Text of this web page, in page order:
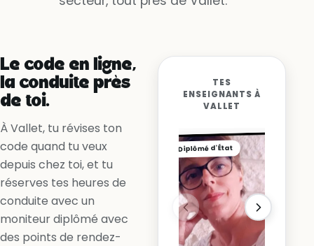
Oui, la voie est libre
Oui, en accélérant
Le code en ligne,
la conduite près
de toi.
À Vallet, tu révises ton
code quand tu veux
depuis chez toi, et tu
réserves tes heures de
conduite avec un
moniteur diplômé avec
des points de rendez-
TES
ENSEIGNANTS À
VALLET
Diplômé d'État